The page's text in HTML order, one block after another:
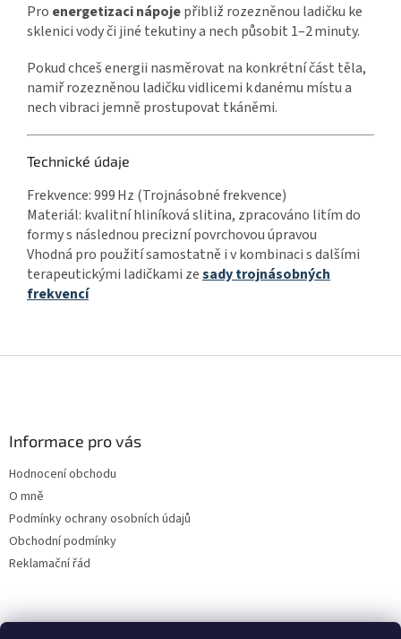
Pro energetizaci nápojepřibliž rozezněnou ladičku ke
sklenici vody či jiné tekutiny a nech působit 1–2 minuty.
Pokud chceš energii nasměrovat na konkrétní část těla,
namiř rozezněnou ladičku vidlicemi k danému místu a
nech vibraci jemně prostupovat tkáněmi.
Technické údaje
Frekvence: 999 Hz (Trojnásobné frekvence)
Materiál: kvalitní hliníková slitina, zpracováno litím do
formy s následnou precizní povrchovou úpravou
Vhodná pro použití samostatně i v kombinaci s dalšími
terapeutickými ladičkami zesady trojnásobných
frekvencí
Informace pro vás
Hodnocení obchodu
O mně
Podmínky ochrany osobních údajů
Obchodní podmínky
Reklamační řád